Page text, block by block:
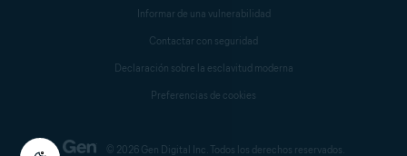
© 2026 Gen Digital Inc. Todos los derechos reservados.
Informar de una vulnerabilidad
Contactar con seguridad
Declaración sobre la esclavitud moderna
Preferencias de cookies